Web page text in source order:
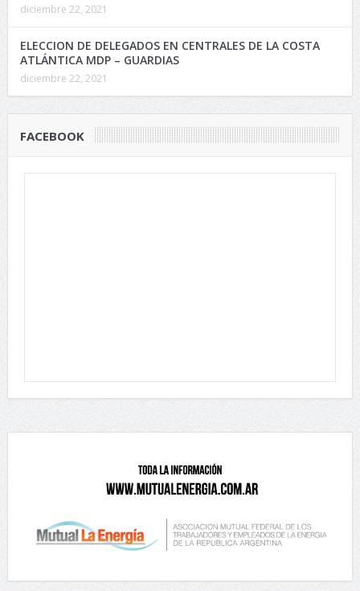
diciembre 22, 2021
ELECCION DE DELEGADOS EN CENTRALES DE LA COSTA
ATLÁNTICA MDP – GUARDIAS
diciembre 22, 2021
FACEBOOK